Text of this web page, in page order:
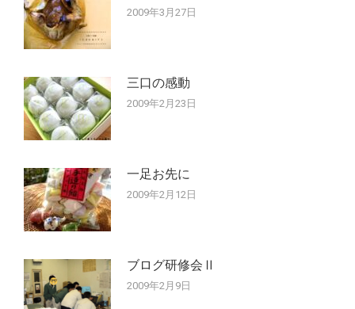
2009年3月27日
三口の感動
2009年2月23日
一足お先に
2009年2月12日
ブログ研修会Ⅱ
2009年2月9日